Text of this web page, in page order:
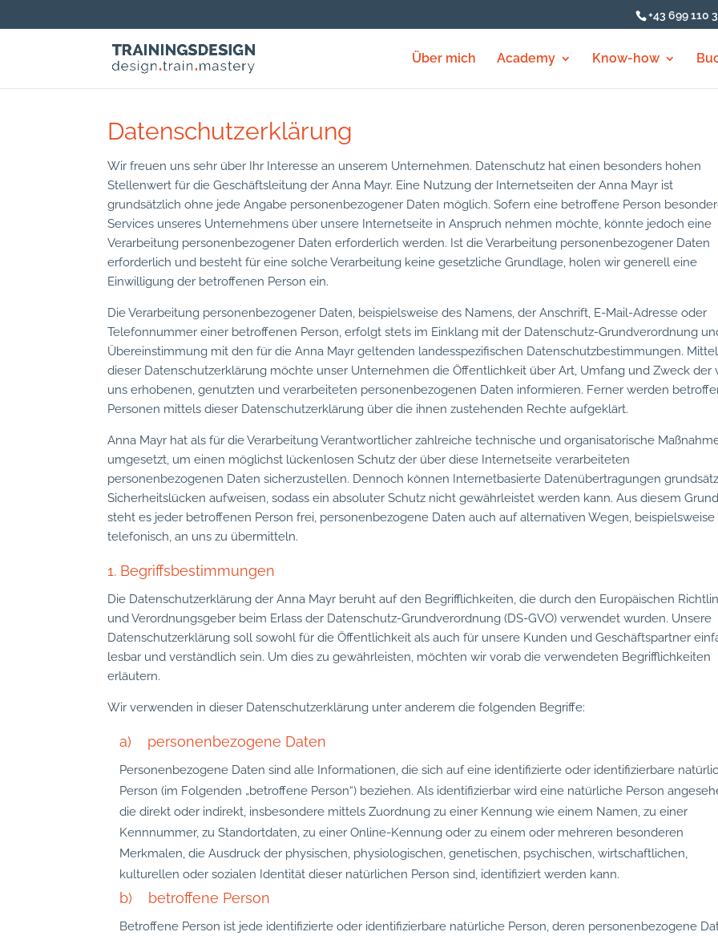
+43 699 110
Über mich Academy Know-how
Datenschutzerklärung
Wir freuen uns sehr über Ihr Interesse an unserem Unternehmen. Datenschutz hat einen besonders hohen
Stellenwert für die Geschäftsleitung der Anna Mayr. Eine Nutzung der Internetseiten der Anna Mayr ist
grundsätzlich ohne jede Angabe personenbezogener Daten möglich. Sofern eine betroffene Person
Services unseres Unternehmens über unsere Internetseite in Anspruch nehmen möchte, könnte jedoch eine
Verarbeitung personenbezogener Daten erforderlich werden. Ist die Verarbeitung personenbezogener Daten
erforderlich und besteht für eine solche Verarbeitung keine gesetzliche Grundlage, holen wir generell eine
Einwilligung der betroffenen Person ein.
Die Verarbeitung personenbezogener Daten, beispielsweise des Namens, der Anschrift, E-Mail-Adresse oder
Telefonnummer einer betroffenen Person, erfolgt stets im Einklang mit der Datenschutz-Grundverordnung
Übereinstimmung mit den für die Anna Mayr geltenden landesspezifischen Datenschutzbestimmungen.
dieser Datenschutzerklärung möchte unser Unternehmen die Öffentlichkeit über Art, Umfang und Zweck der
uns erhobenen, genutzten und verarbeiteten personenbezogenen Daten informieren. Ferner werden
Personen mittels dieser Datenschutzerklärung über die ihnen zustehenden Rechte aufgeklärt.
Anna Mayr hat als für die Verarbeitung Verantwortlicher zahlreiche technische und organisatorische
umgesetzt, um einen möglichst lückenlosen Schutz der über diese Internetseite verarbeiteten
personenbezogenen Daten sicherzustellen. Dennoch können Internetbasierte Datenübertragungen
Sicherheitslücken aufweisen, sodass ein absoluter Schutz nicht gewährleistet werden kann. Aus diesem Grund
steht es jeder betroffenen Person frei, personenbezogene Daten auch auf alternativen Wegen, beispielsweise
telefonisch, an uns zu übermitteln.
1. Begriffsbestimmungen
Die Datenschutzerklärung der Anna Mayr beruht auf den Begrifflichkeiten, die durch den Europäischen
und Verordnungsgeber beim Erlass der Datenschutz-Grundverordnung (DS-GVO) verwendet wurden. Unsere
Datenschutzerklärung soll sowohl für die Öffentlichkeit als auch für unsere Kunden und Geschäftspartner
lesbar und verständlich sein. Um dies zu gewährleisten, möchten wir vorab die verwendeten Begrifflichkeiten
erläutern.
Wir verwenden in dieser Datenschutzerklärung unter anderem die folgenden Begriffe:
a) personenbezogene Daten
Personenbezogene Daten sind alle Informationen, die sich auf eine identifizierte oder identifizierbare
Person (im Folgenden „betroffene Person“) beziehen. Als identifizierbar wird eine natürliche Person
die direkt oder indirekt, insbesondere mittels Zuordnung zu einer Kennung wie einem Namen, zu einer
Kennnummer, zu Standortdaten, zu einer Online-Kennung oder zu einem oder mehreren besonderen
Merkmalen, die Ausdruck der physischen, physiologischen, genetischen, psychischen, wirtschaftlichen,
kulturellen oder sozialen Identität dieser natürlichen Person sind, identifiziert werden kann.
b) betroffene Person
Betroffene Person ist jede identifizierte oder identifizierbare natürliche Person, deren personenbezogene